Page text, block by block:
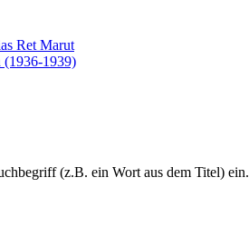
Ret Marut
(1936-1939)
(z.B. ein Wort aus dem Titel) ein.